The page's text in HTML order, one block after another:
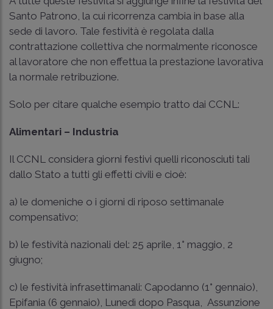
Santo Patrono, la cui ricorrenza cambia in base alla
sede di lavoro. Tale festività è regolata dalla
contrattazione collettiva che normalmente riconosce
al lavoratore che non effettua la prestazione lavorativa
la normale retribuzione.
Solo per citare qualche esempio tratto dai CCNL:
Alimentari – Industria
Il CCNL considera giorni festivi quelli riconosciuti tali
dallo Stato a tutti gli effetti civili e cioè:
a) le domeniche o i giorni di riposo settimanale
compensativo;
b) le festività nazionali del: 25 aprile, 1° maggio, 2
giugno;
c) le festività infrasettimanali: Capodanno (1° gennaio),
Epifania (6 gennaio), Lunedì dopo Pasqua, Assunzione